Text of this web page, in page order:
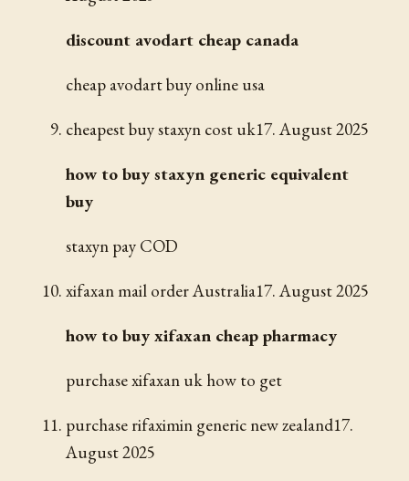
discount avodart cheap canada
cheap avodart buy online usa
cheapest buy staxyn cost uk17. August 2025
how to buy staxyn generic equivalent
buy
staxyn pay COD
xifaxan mail order Australia17. August 2025
how to buy xifaxan cheap pharmacy
purchase xifaxan uk how to get
purchase rifaximin generic new zealand17.
August 2025